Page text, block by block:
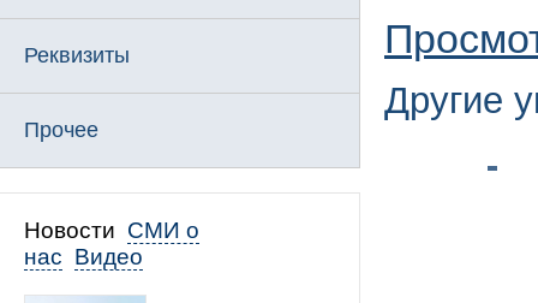
Реквизиты
Прочее
Новости СМИ о
нас Видео
Другие